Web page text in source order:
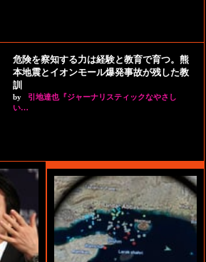
危険を察知する力は経験と教育で育つ。熊
本地震とイオンモール爆発事故が残した教
訓
by
引地達也『ジャーナリスティックなやさし
い…